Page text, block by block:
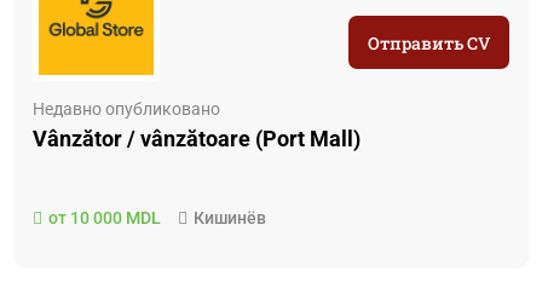
Недавно опубликовано
Vânzător / vânzătoare (Port Mall)
от 10 000 MDL Кишинёв
Отправить CV